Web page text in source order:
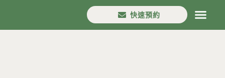
快速預約